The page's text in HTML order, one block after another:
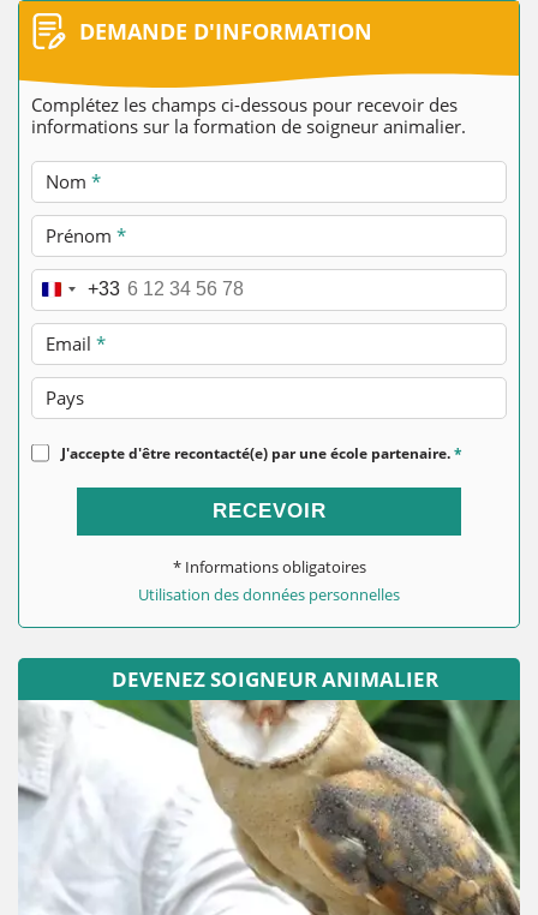
DEMANDE D'INFORMATION
Complétez les champs ci-dessous pour recevoir des
informations sur la formation de soigneur animalier.
Nom *
Prénom *
Téléphone *
+33
Email *
Pays
J'accepte d'être recontacté(e) par une école partenaire.*
RECEVOIR
* Informations obligatoires
Utilisation des données personnelles
DEVENEZ SOIGNEUR ANIMALIER